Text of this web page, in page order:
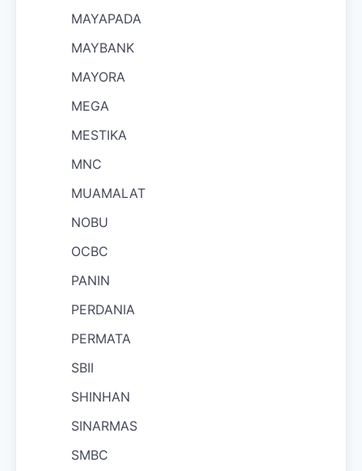
MAYAPADA
MAYBANK
MAYORA
MEGA
MESTIKA
MNC
MUAMALAT
NOBU
OCBC
PANIN
PERDANIA
PERMATA
SBII
SHINHAN
SINARMAS
SMBC